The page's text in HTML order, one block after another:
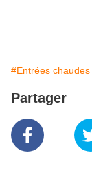
#Entrées chaudes
Partager